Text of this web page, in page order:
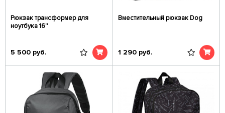
Рюкзак трансформер для
ноутбука 16''
5 500 руб.
Вместительный рюкзак Dog
1 290 руб.